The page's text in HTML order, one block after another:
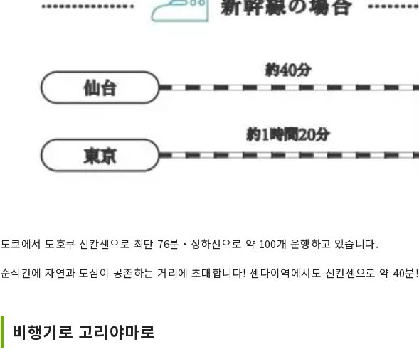
도쿄에서 도호쿠 신칸센으로 최단 76분・상하선으로 약 100개 운행하고 있습니다.
순식간에 자연과 도심이 공존하는 거리에 초대합니다! 센다이역에서도 신칸센으로 약 40분!
비행기로 고리야마로